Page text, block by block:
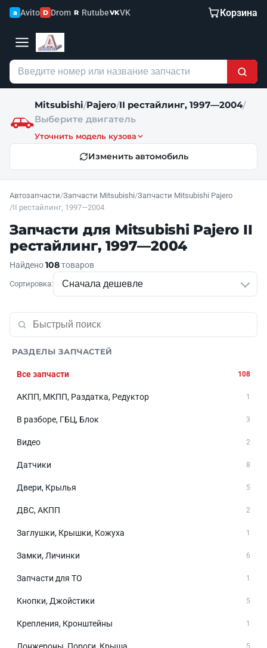
a Avito D Drom R RutubeVKVK Корзина
Mitsubishi/Pajero/II рестайлинг, 1997—2004/
Выберите двигатель
Уточнить модель кузова
Изменить автомобиль
Автозапчасти/Запчасти Mitsubishi/Запчасти Mitsubishi Pajero
/II рестайлинг, 1997—2004
Запчасти для Mitsubishi Pajero II
рестайлинг, 1997—2004
Найдено108товаров
Сортировка:
РАЗДЕЛЫ ЗАПЧАСТЕЙ
Все запчасти 108
АКПП, МКПП, Раздатка, Редуктор 1
В разборе, ГБЦ, Блок 3
Видео 2
Датчики 8
Двери, Крылья 5
ДВС, АКПП 2
Заглушки, Крышки, Кожуха 1
Замки, Личинки 6
Запчасти для ТО 1
Кнопки, Джойстики 5
Крепления, Кронштейны 1
5